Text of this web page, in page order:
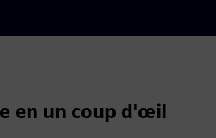
en un coup d'œil